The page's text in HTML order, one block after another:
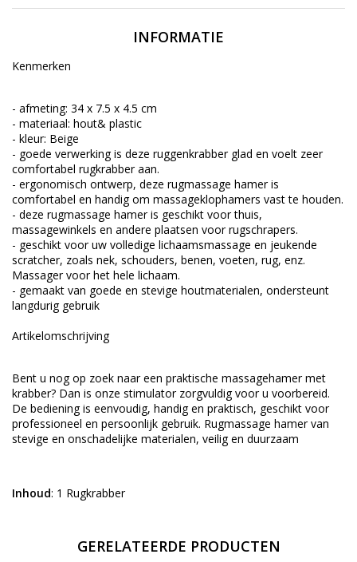
INFORMATIE
Kenmerken
- afmeting: 34 x 7.5 x 4.5 cm
- materiaal: hout& plastic
- kleur: Beige
- goede verwerking is deze ruggenkrabber glad en voelt zeer
comfortabel rugkrabber aan.
- ergonomisch ontwerp, deze rugmassage hamer is
comfortabel en handig om massageklophamers vast te houden.
- deze rugmassage hamer is geschikt voor thuis,
massagewinkels en andere plaatsen voor rugschrapers.
- geschikt voor uw volledige lichaamsmassage en jeukende
scratcher, zoals nek, schouders, benen, voeten, rug, enz.
Massager voor het hele lichaam.
- gemaakt van goede en stevige houtmaterialen, ondersteunt
langdurig gebruik
Artikelomschrijving
Bent u nog op zoek naar een praktische massagehamer met
krabber? Dan is onze stimulator zorgvuldig voor u voorbereid.
De bediening is eenvoudig, handig en praktisch, geschikt voor
professioneel en persoonlijk gebruik. Rugmassage hamer van
stevige en onschadelijke materialen, veilig en duurzaam
Inhoud: 1 Rugkrabber
GERELATEERDE PRODUCTEN